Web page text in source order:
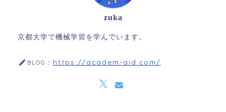
zuka
京都大学で機械学習を学んでいます。
BLOG： https://academ-aid.com/